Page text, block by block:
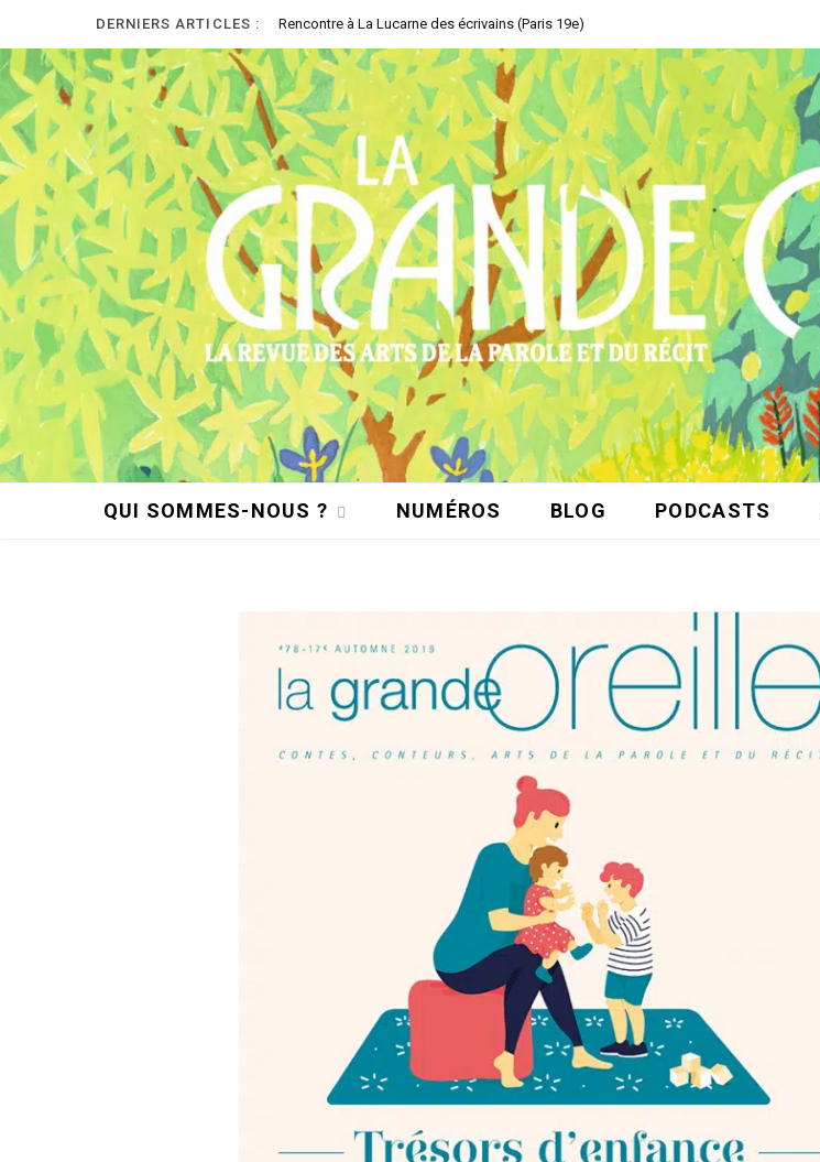
DERNIERS ARTICLES : Rencontre à La Lucarne des écrivains (Paris 19e)
QUI SOMMES-NOUS ? NUMÉROS BLOG PODCASTS